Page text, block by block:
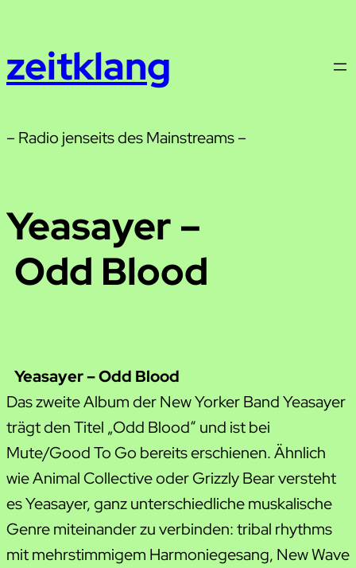
springen
zeitklang
– Radio jenseits des Mainstreams –
Yeasayer –
Odd Blood
Yeasayer – Odd Blood
Das zweite Album der New Yorker Band Yeasayer
trägt den Titel „Odd Blood“ und ist bei
Mute/Good To Go bereits erschienen. Ähnlich
wie Animal Collective oder Grizzly Bear versteht
es Yeasayer, ganz unterschiedliche muskalische
Genre miteinander zu verbinden: tribal rhythms
mit mehrstimmigem Harmoniegesang, New Wave